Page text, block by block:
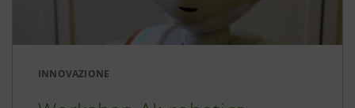
INNOVAZIONE